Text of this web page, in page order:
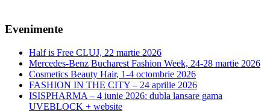
Evenimente
Half is Free CLUJ, 22 martie 2026
Mercedes-Benz Bucharest Fashion Week, 24-28 martie 2026
Cosmetics Beauty Hair, 1-4 octombrie 2026
FASHION IN THE CITY – 24 aprilie 2026
ISISPHARMA – 4 iunie 2026: dubla lansare gama
UVEBLOCK + website